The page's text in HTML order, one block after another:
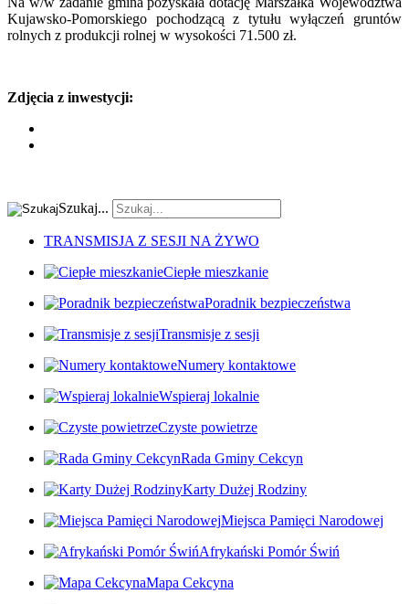
Kujawsko-Pomorskiego pochodzącą z tytułu wyłączeń gruntów
rolnych z produkcji rolnej w wysokości 71.500 zł.
Zdjęcia z inwestycji:
Szukaj...
TRANSMISJA Z SESJI NA ŻYWO
Ciepłe mieszkanie
Poradnik bezpieczeństwa
Transmisje z sesji
Numery kontaktowe
Wspieraj lokalnie
Czyste powietrze
Rada Gminy Cekcyn
Karty Dużej Rodziny
Miejsca Pamięci Narodowej
Afrykański Pomór Świń
Mapa Cekcyna